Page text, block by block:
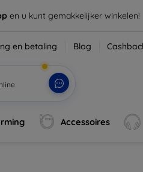
en u kunt gemakkelijker winkelen!
en betaling Blog
win
Accessoires